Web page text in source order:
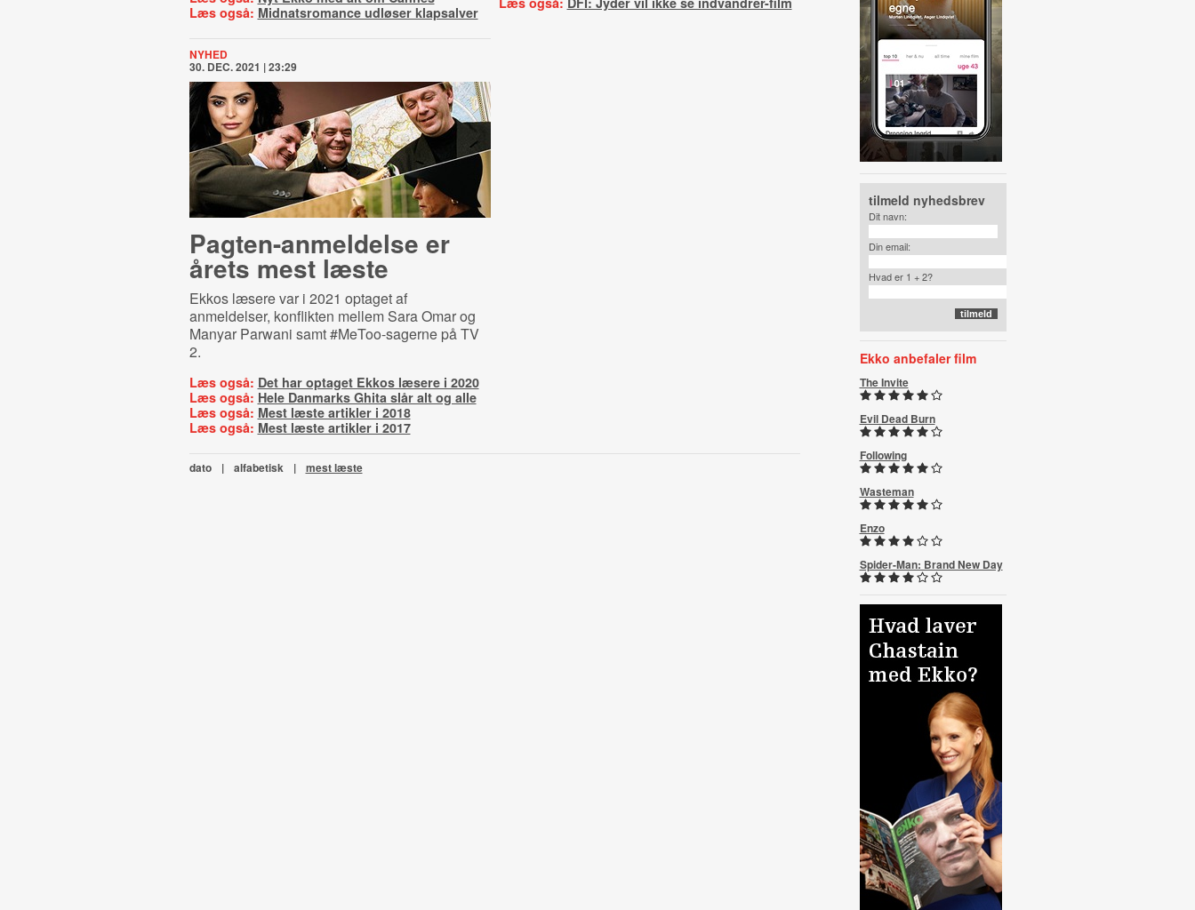
Læs også: Midnatsromance udløser klapsalver
NYHED
30. DEC. 2021 | 23:29
Pag­ten-​an­mel­del­se er
årets mest læste
Ekkos læsere var i 2021 optaget af
anmeldelser, konflikten mellem Sara Omar og
Manyar Parwani samt #MeToo-sagerne på TV
2.
Læs også: Det har optaget Ekkos læsere i 2020
Læs også: Hele Danmarks Ghita slår alt og alle
Læs også: Mest læste artikler i 2018
Læs også: Mest læste artikler i 2017
dato | alfabetisk | mest læste
tilmeld nyhedsbrev
Dit navn:
Din email:
Hvad er 1 + 2?
Ekko anbefaler film
The Invite
Evil Dead Burn
Following
Wasteman
Enzo
Spider-Man: Brand New Day